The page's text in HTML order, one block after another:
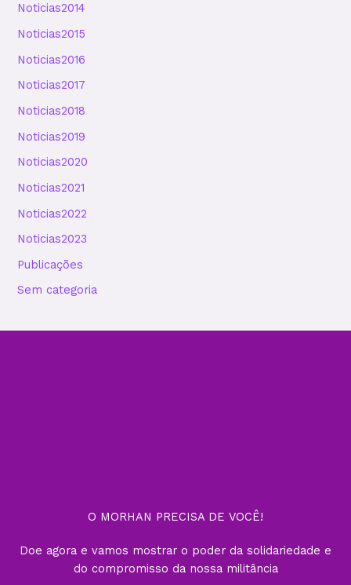
Noticias2014
Noticias2015
Noticias2016
Noticias2017
Noticias2018
Noticias2019
Noticias2020
Noticias2021
Noticias2022
Noticias2023
Publicações
Sem categoria
O MORHAN PRECISA DE VOCÊ!
Doe agora e vamos mostrar o poder da solidariedade e
do compromisso da nossa militância